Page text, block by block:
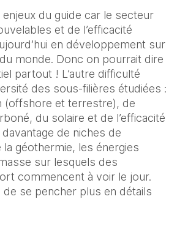
enjeux du guide car le secteur
et de l’efficacité
en développement sur
monde. Donc on pourrait dire
partout ! L’autre difficulté
des sous-filières étudiées :
(offshore et terrestre), de
du solaire et de l’efficacité
de niches de
géothermie, les énergies
sur lesquels des
commencent à voir le jour.
de se pencher plus en détails